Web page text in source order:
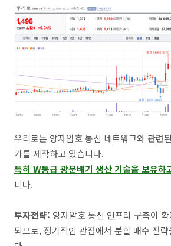
우리로는 양자암호 통신 네트워크와 관련
기를 제작하고 있습니다.
특히 W등급 광분배기 생산 기술을 보유하
니다.
투자전략: 양자암호 통신 인프라 구축이
되므로, 장기적인 관점에서 분할 매수 전